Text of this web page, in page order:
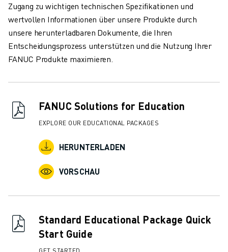
Zugang zu wichtigen technischen Spezifikationen und
wertvollen Informationen über unsere Produkte durch
unsere herunterladbaren Dokumente, die Ihren
Entscheidungsprozess unterstützen und die Nutzung Ihrer
FANUC Produkte maximieren.
FANUC Solutions for Education
EXPLORE OUR EDUCATIONAL PACKAGES
HERUNTERLADEN
VORSCHAU
Standard Educational Package Quick
Start Guide